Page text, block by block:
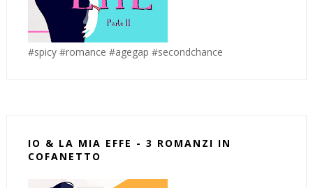
#spicy #romance #agegap #secondchance
IO & LA MIA EFFE - 3 ROMANZI IN
COFANETTO